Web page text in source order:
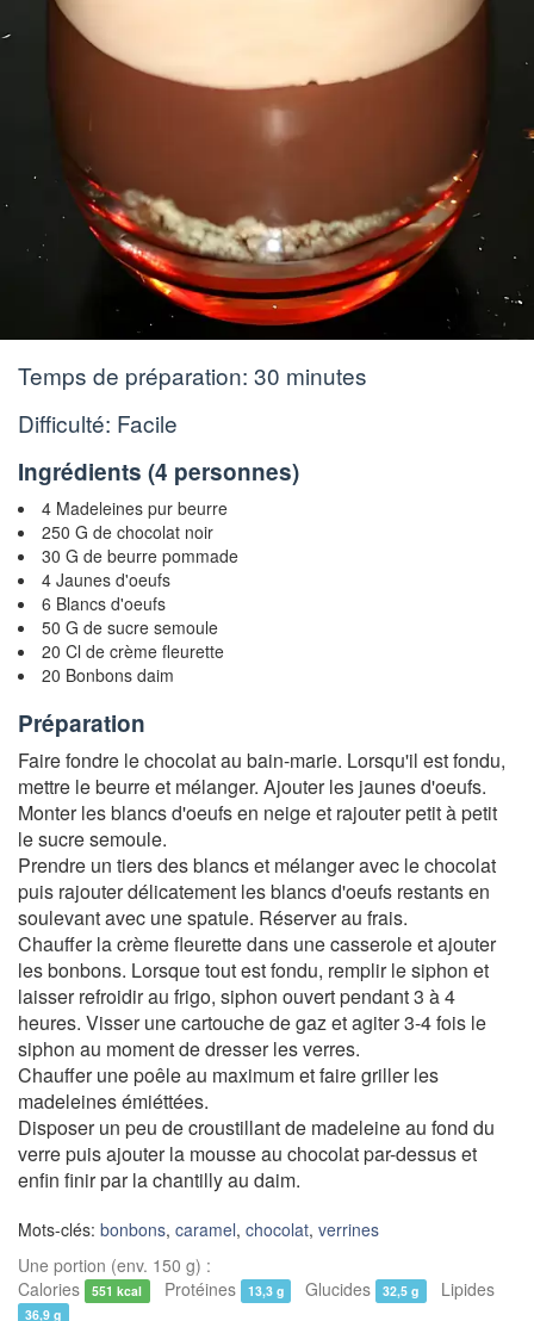
Temps de préparation: 30 minutes
Difficulté: Facile
Ingrédients (4 personnes)
4 Madeleines pur beurre
250 G de chocolat noir
30 G de beurre pommade
4 Jaunes d'oeufs
6 Blancs d'oeufs
50 G de sucre semoule
20 Cl de crème fleurette
20 Bonbons daim
Préparation
Faire fondre le chocolat au bain-marie. Lorsqu'il est fondu,
mettre le beurre et mélanger. Ajouter les jaunes d'oeufs.
Monter les blancs d'oeufs en neige et rajouter petit à petit
le sucre semoule.
Prendre un tiers des blancs et mélanger avec le chocolat
puis rajouter délicatement les blancs d'oeufs restants en
soulevant avec une spatule. Réserver au frais.
Chauffer la crème fleurette dans une casserole et ajouter
les bonbons. Lorsque tout est fondu, remplir le siphon et
laisser refroidir au frigo, siphon ouvert pendant 3 à 4
heures. Visser une cartouche de gaz et agiter 3-4 fois le
siphon au moment de dresser les verres.
Chauffer une poêle au maximum et faire griller les
madeleines émiéttées.
Disposer un peu de croustillant de madeleine au fond du
verre puis ajouter la mousse au chocolat par-dessus et
enfin finir par la chantilly au daim.
Mots-clés: bonbons, caramel, chocolat, verrines
Une portion (env. 150 g) :
Calories
551 kcal Protéines 13,3 g Glucides 32,5 g Lipides
36,9 g